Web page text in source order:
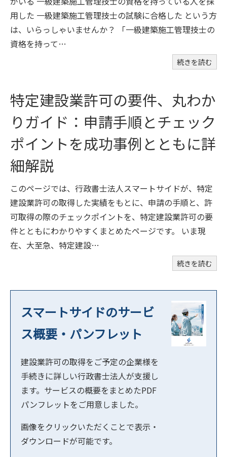
用した 一級建築施工管理技士の試験に合格した という方
は、いらっしゃいませんか？ 「一級建築施工管理技士の
資格を持って…
続きを読む
特定建設業許可の要件、丸わか
りガイド：申請手順とチェック
ポイントを成功事例とともに詳
細解説
このページでは、行政書士法人スマートサイドが、特定
建設業許可の取得した実績をもとに、申請の手順と、許
可取得の際のチェックポイントを、特定建設業許可の要
件とともにわかりやすくまとめたページです。 いま現
在、大至急、特定建設…
続きを読む
スマートサイドのサービ
ス概要・パンフレット
建設業許可の取得をご予定の企業様を
手続きに詳しい行政書士法人が支援し
ます。サービスの概要をまとめたPDF
パンフレットをご用意しました。
画像をクリックいただくことで表示・
ダウンロードが可能です。